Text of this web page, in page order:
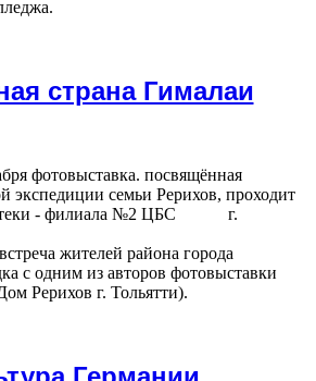
страна Гималаи
фотовыставка. посвящённая
экспедиции семьи Рерихов, проходит
- филиала №2 ЦБС г.
жителей района города
с одним из авторов фотовыставки
Рерихов г. Тольятти).